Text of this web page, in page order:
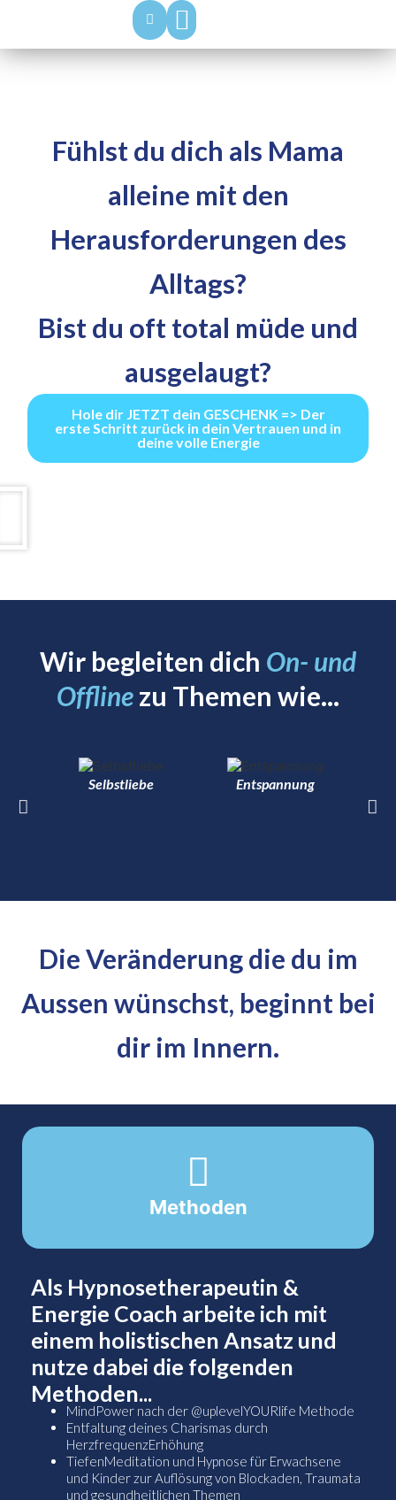
Fühlst du dich als Mama
alleine mit den
Herausforderungen des
Alltags?
Bist du oft total müde und
ausgelaugt?
Hole dir JETZT dein GESCHENK => Der
erste Schritt zurück in dein Vertrauen und in
deine volle Energie
Wir begleiten dich On- und
Offlinezu Themen wie...
Selbstliebe Entspannung
Die Veränderung die du im
Aussen wünschst, beginnt bei
dir im Innern.
Methoden
Als Hypnosetherapeutin &
Energie Coach arbeite ich mit
einem holistischen Ansatz und
nutze dabei die folgenden
Methoden...
MindPower nach der @uplevelYOURlife Methode
Entfaltung deines Charismas durch
HerzfrequenzErhöhung
TiefenMeditation und Hypnose für Erwachsene
und Kinder zur Auflösung von Blockaden, Traumata
und gesundheitlichen Themen